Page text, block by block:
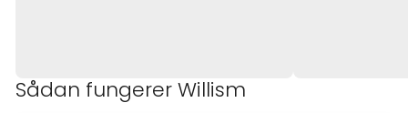
Sådan fungerer Willism